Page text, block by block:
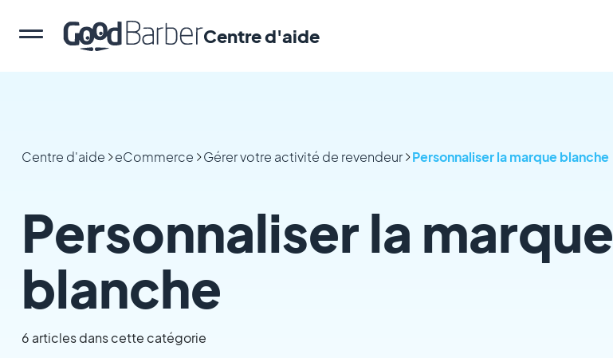
Centre d'aide
Centre d'aide eCommerce Gérer votre activité de revendeur Personnaliser la marque blanche
Personnaliser la marque
blanche
6 articles dans cette catégorie